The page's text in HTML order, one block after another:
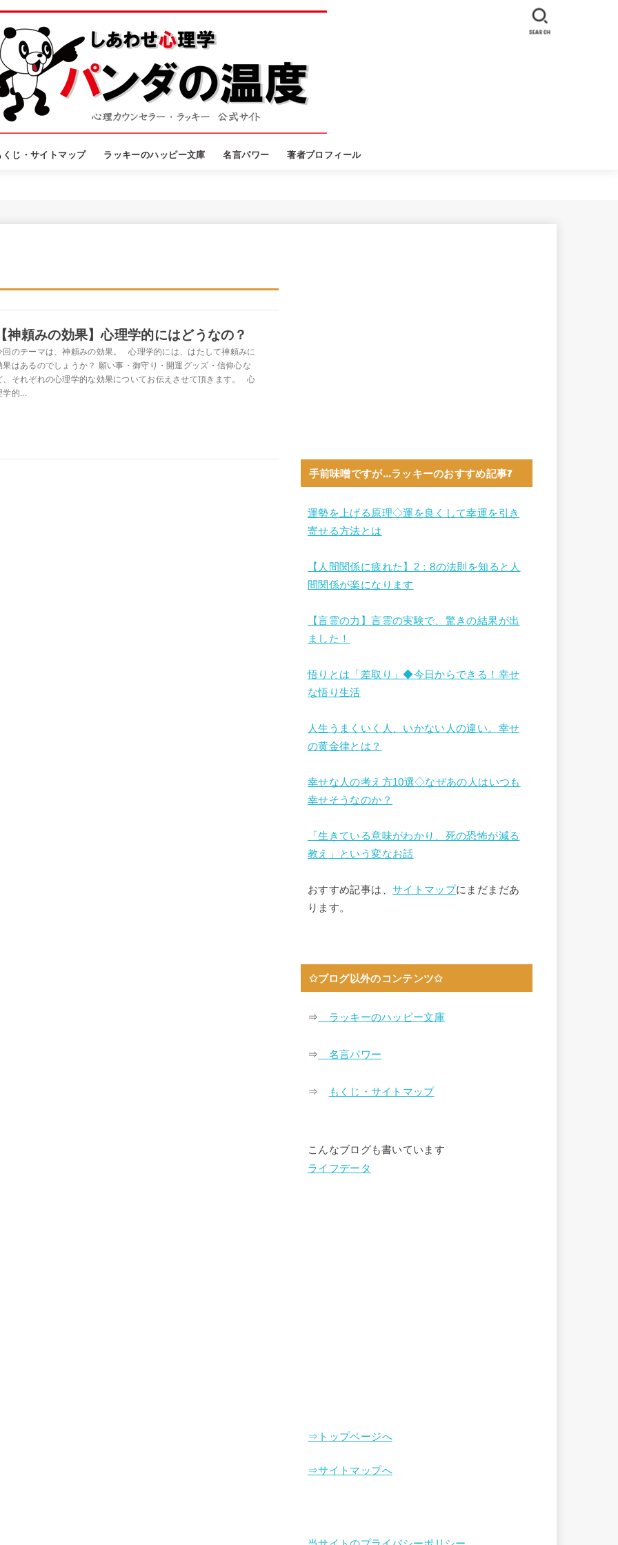
くじ・サイトマップ ラッキーのハッピー文庫 名言パワー 著者プロフィール
SEARCH
神頼みの効果】心理学的にはどうなの？
回のテーマは、神頼みの効果。 心理学的には、はたして神頼みに
果はあるのでしょうか？ 願い事・御守り・開運グッズ・信仰心な
、それぞれの心理学的な効果についてお伝えさせて頂きます。 心
学的...
手前味噌ですが…ラッキーのおすすめ記事7
運勢を上げる原理◇運を良くして幸運を引き
寄せる方法とは
【人間関係に疲れた】2：8の法則を知ると人
間関係が楽になります
【言霊の力】言霊の実験で、驚きの結果が出
ました！
悟りとは「差取り」◆今日からできる！幸せ
な悟り生活
人生うまくいく人、いかない人の違い。幸せ
の黄金律とは？
幸せな人の考え方10選◇なぜあの人はいつも
幸せそうなのか？
「生きている意味がわかり、死の恐怖が減る
教え」という変なお話
おすすめ記事は、 サイトマップにまだまだあ
ります。
✩ブログ以外のコンテンツ✩
⇒ ラッキーのハッピー文庫
⇒ 名言パワー
⇒ もくじ・サイトマップ
こんなブログも書いています
ライフデータ
⇒トップページへ
⇒サイトマップへ